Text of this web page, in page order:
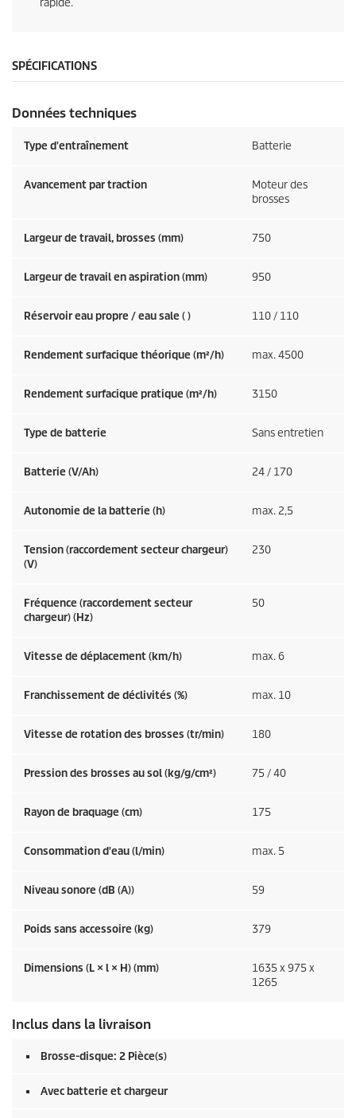
rapide.
SPÉCIFICATIONS
Données techniques
Type d'entraînement Batterie
Avancement par traction
Moteur des
brosses
Largeur de travail, brosses (mm) 750
Largeur de travail en aspiration (mm) 950
Réservoir eau propre / eau sale ( ) 110 / 110
Rendement surfacique théorique (m²/h) max. 4500
Rendement surfacique pratique (m²/h) 3150
Type de batterie Sans entretien
Batterie (V/Ah) 24 / 170
Autonomie de la batterie (h) max. 2,5
Tension (raccordement secteur chargeur)
(V)
230
Fréquence (raccordement secteur
chargeur) (Hz)
50
Vitesse de déplacement (km/h) max. 6
Franchissement de déclivités (%) max. 10
Vitesse de rotation des brosses (tr/min) 180
Pression des brosses au sol (kg/g/cm²) 75 / 40
Rayon de braquage (cm) 175
Consommation d'eau (l/min) max. 5
Niveau sonore (dB (A)) 59
Poids sans accessoire (kg) 379
Dimensions (L × l × H) (mm)
1635 x 975 x
1265
Inclus dans la livraison
Brosse-disque: 2 Pièce(s)
Avec batterie et chargeur